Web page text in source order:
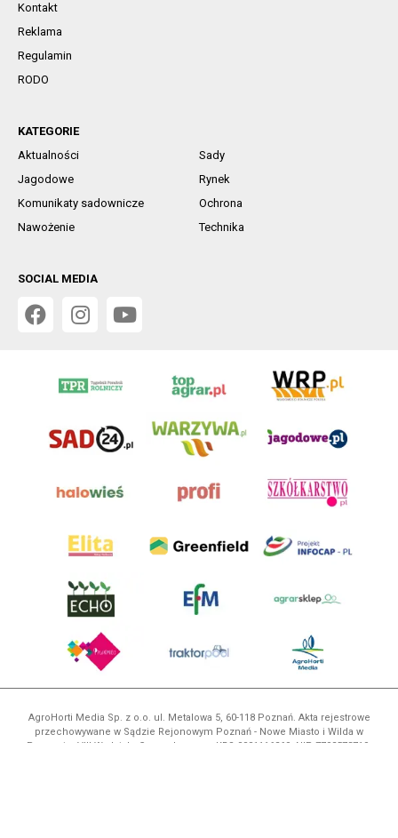
Kontakt
Reklama
Regulamin
RODO
KATEGORIE
Aktualności
Sady
Jagodowe
Rynek
Komunikaty sadownicze
Ochrona
Nawożenie
Technika
SOCIAL MEDIA
AgroHorti Media Sp. z o.o. ul. Metalowa 5, 60-118 Poznań. Akta rejestrowe
przechowywane w Sądzie Rejonowym Poznań - Nowe Miasto i Wilda w
Poznaniu, VIII Wydziale Gospodarczym, KRS 0001116269, NIP 7792573719,